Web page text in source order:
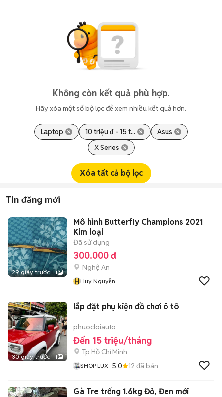
Không còn kết quả phù hợp.
Hãy xóa một số bộ lọc để xem nhiều kết quả hơn.
Laptop 10 triệu đ - 15 t...
Asus
X Series
Xóa tất cả bộ lọc
Tin đăng mới
29 giây trước 1
Mô hình Butterfly Champions 2021
Kim loại
Đã sử dụng
300.000 đ
Nghệ An
HHuy Nguyễn
30 giây trước 1
lắp đặt phụ kiện đồ chơi ô tô
phuocloiauto
Đến 15 triệu/tháng
Tp Hồ Chí Minh
SHOP LUX 5.0 12 đã bán
Gà Tre trống 1.6kg Đỏ, Đen mới